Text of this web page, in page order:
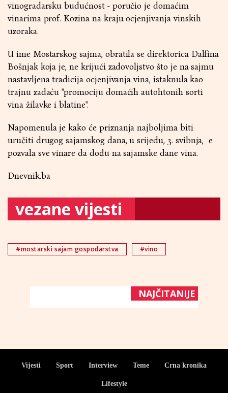
vinogradarsku budućnost - poručio je domaćim
vinarima prof. Kozina na kraju ocjenjivanja vinskih
uzoraka.
U ime Mostarskog sajma, obratila se direktorica Dalfina
Bošnjak koja je, ne krijući zadovoljstvo što je na sajmu
nastavljena tradicija ocjenjivanja vina, istaknula kao
trajnu zadaću "promociju domaćih autohtonih sorti
vina žilavke i blatine".
Napomenula je kako će priznanja najboljima biti
uručiti drugog sajamskog dana, u srijedu, 3. svibnja, e
pozvala sve vinare da dođu na sajamske dane vina.
Dnevnik.ba
vezane vijesti
#mostarski sajam gospodarstva #vino
NAJČITANIJE
Vijesti Sport Interview Teme Crna kronika
Lifestyle